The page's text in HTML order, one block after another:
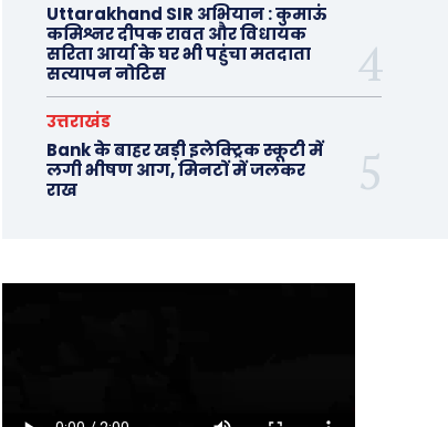
Uttarakhand SIR अभियान : कुमाऊं
कमिश्नर दीपक रावत और विधायक
सरिता आर्या के घर भी पहुंचा मतदाता
सत्यापन नोटिस
उत्तराखंड
Bank के बाहर खड़ी इलेक्ट्रिक स्कूटी में
लगी भीषण आग, मिनटों में जलकर
राख